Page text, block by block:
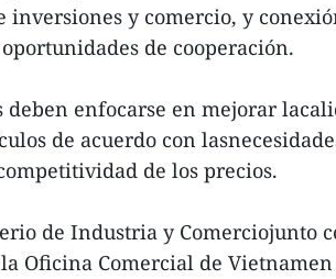
inversiones y comercio, y
de cooperación.
deben enfocarse en mejorar
de acuerdo con
de los precios.
de Industria y Comerciojunto
Oficina Comercial de